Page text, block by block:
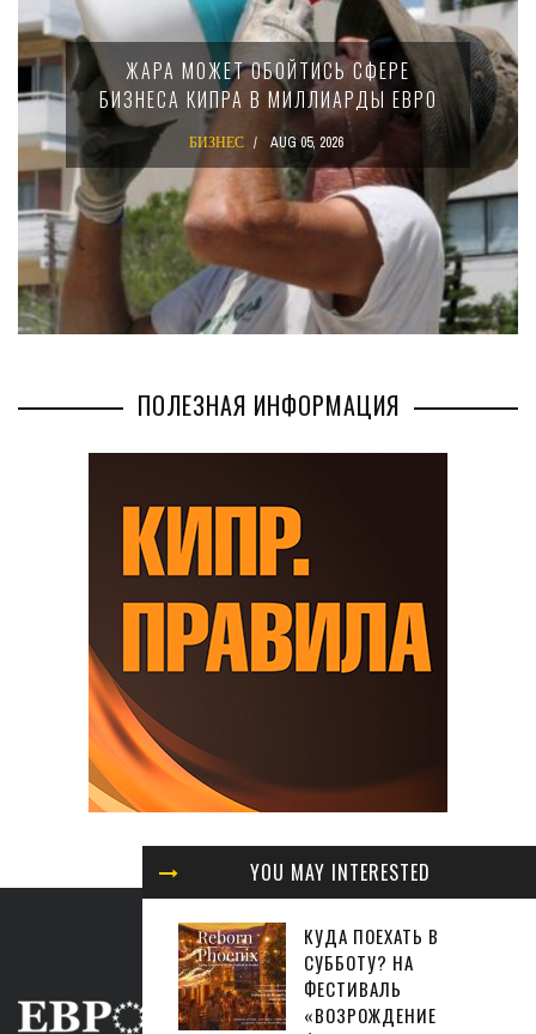
YOU MAY INTERESTED
КУДА ПОЕХАТЬ В
СУББОТУ? НА
ФЕСТИВАЛЬ
«ВОЗРОЖДЕНИЕ
СФЕРЕ
ЕВРО
05, 2026
МИНФИН КИПРА
15-ПРОЦЕНТНОМ
КРУПНЫХ
БИЗНЕС AUG
ПОЛЕЗНАЯ ИНФОРМАЦИЯ